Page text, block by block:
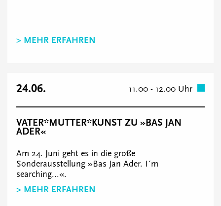
> MEHR ERFAHREN
24.06. 11.00 - 12.00 Uhr
VATER*MUTTER*KUNST ZU »BAS JAN
ADER«
Am 24. Juni geht es in die große
Sonderausstellung »Bas Jan Ader. I´m
searching...«.
> MEHR ERFAHREN